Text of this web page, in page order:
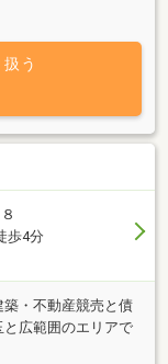
にご相談くださ
う
歩4分
・不動産競売と債
広範囲のエリアで
社を指名して来る